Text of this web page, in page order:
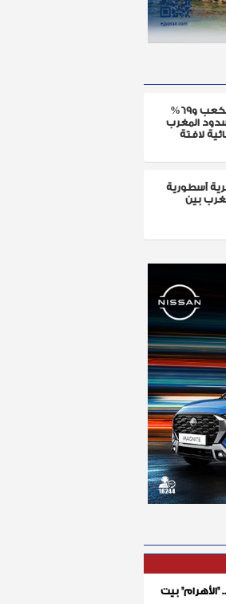
11.8 مليار متر مكعب و69%
المغرب
لافتة
أسطورية
بين
وصحفيونا (٢).. "الأهرام" بيت